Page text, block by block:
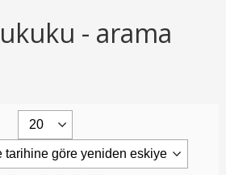
- arama